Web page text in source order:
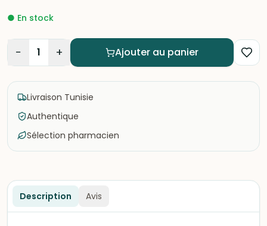
● En stock
− 1 + Ajouter au panier
Livraison Tunisie
Authentique
Sélection pharmacien
Description Avis